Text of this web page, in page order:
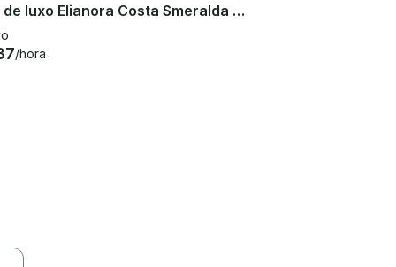
Gulet de luxo Elianora Costa Smeralda Sardenha, Córsega, Elba e Sicília
/hora